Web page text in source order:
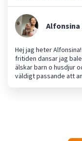
inte sent. Jag har
barnpassning.Alfonsina
Hej jag heter
fritiden dansar jag
älskar barn o husdjur
väldigt passande att